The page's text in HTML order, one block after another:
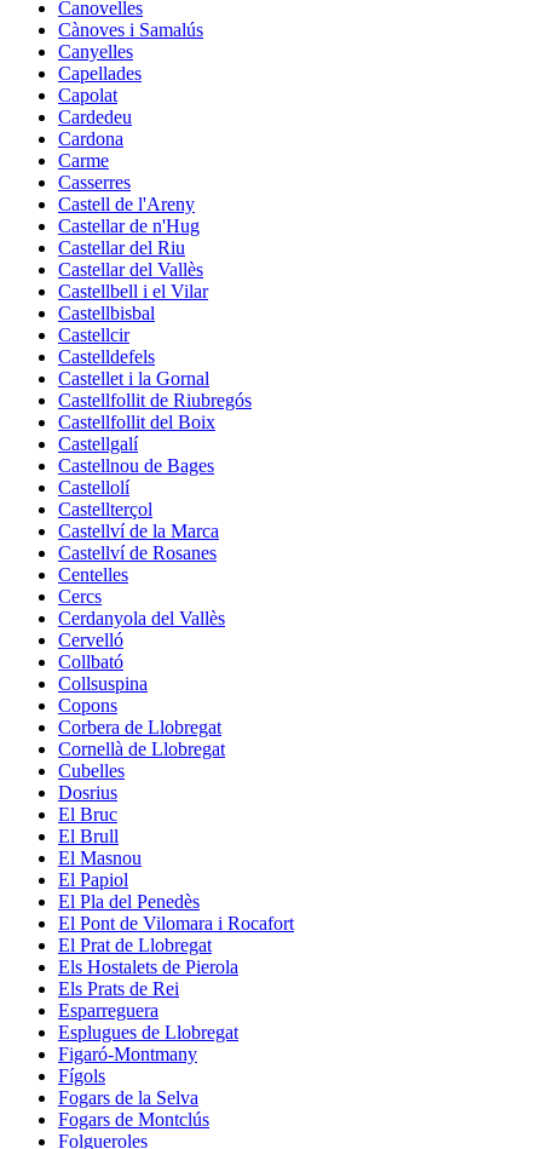
Canovelles
Cànoves i Samalús
Canyelles
Capellades
Capolat
Cardedeu
Cardona
Carme
Casserres
Castell de l'Areny
Castellar de n'Hug
Castellar del Riu
Castellar del Vallès
Castellbell i el Vilar
Castellbisbal
Castellcir
Castelldefels
Castellet i la Gornal
Castellfollit de Riubregós
Castellfollit del Boix
Castellgalí
Castellnou de Bages
Castellolí
Castellterçol
Castellví de la Marca
Castellví de Rosanes
Centelles
Cercs
Cerdanyola del Vallès
Cervelló
Collbató
Collsuspina
Copons
Corbera de Llobregat
Cornellà de Llobregat
Cubelles
Dosrius
El Bruc
El Brull
El Masnou
El Papiol
El Pla del Penedès
El Pont de Vilomara i Rocafort
El Prat de Llobregat
Els Hostalets de Pierola
Els Prats de Rei
Esparreguera
Esplugues de Llobregat
Figaró-Montmany
Fígols
Fogars de la Selva
Fogars de Montclús
Folgueroles